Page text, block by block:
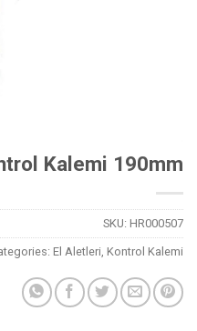
Kalemi 190mm
SKU: HR000507
El Aletleri, Kontrol Kalemi